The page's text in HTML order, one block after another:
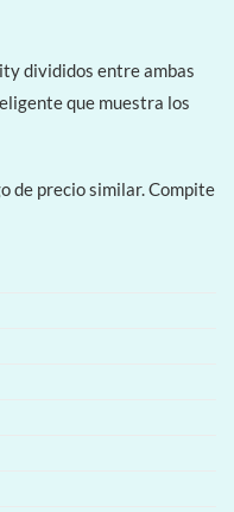
divididos entre ambas
que muestra los
de precio similar. Compite